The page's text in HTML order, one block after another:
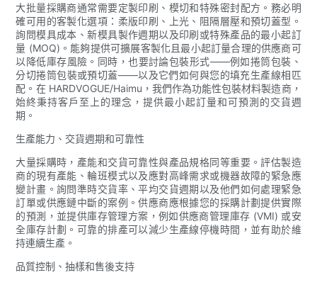
大批量採購商通常需要定製印刷、模切和特殊密封配方。務必明
確可用的客製化選項：柔版印刷、上光、阻隔層壓和預切蓋型。
詢問模具成本、新模具製作週期以及印刷或特殊產品的最小起訂
量 (MOQ)。能夠提供可擴展客製化且最小起訂量合理的供應商可
以降低庫存風險。同時，也要討論包裝形式——例如捲筒包裝、
分切捲筒包裝或預切蓋——以及它們如何與您的填充生產線相匹
配。在 HARDVOGUE/Haimu，我們作為功能性包裝材料製造商，
始終秉持客戶至上的理念，提供最小起訂量和可預測的交貨週
期。
生產能力、交貨週期和可靠性
大量採購時，產能和交貨可靠性與產品規格同等重要。評估製造
商的現有產能、輪班模式以及應對高峰需求或機器故障的緊急應
變計畫。詢問準時交貨率、平均交貨週期以及他們如何處理緊急
訂單或供應鏈中斷的案例。供應商應根據您的採購計劃提供實際
的預測，並提供庫存管理方案，例如供應商管理庫存 (VMI) 或安
全庫存計劃。可靠的排產可以減少生產線停機時間，並有助於維
持連續生產。
品質控制、抽樣和售後支持